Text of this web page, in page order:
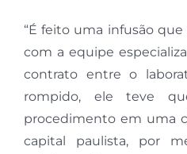
“É feito uma infusão
com a equipe
contrato entre o
rompido, ele teve
procedimento em uma
capital paulista, por